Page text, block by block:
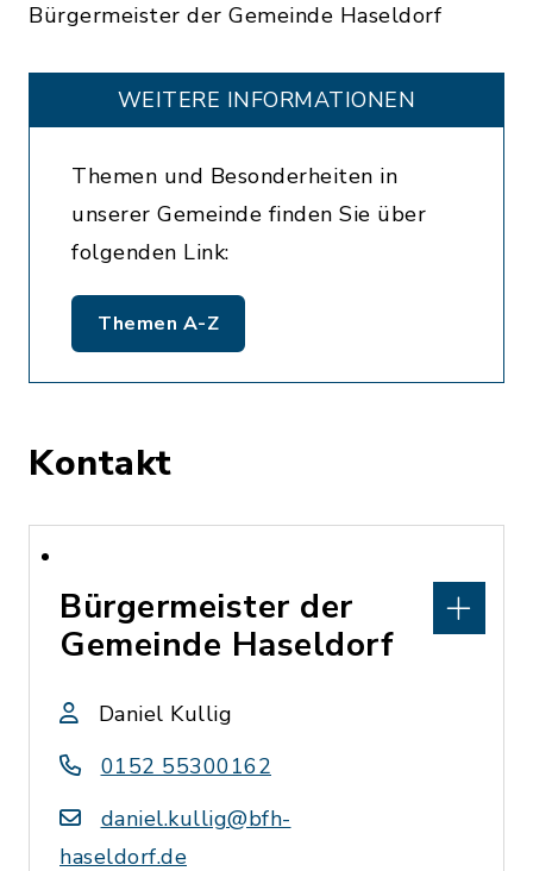
Bürgermeister der Gemeinde Haseldorf
WEITERE INFORMATIONEN
Themen und Besonderheiten in
unserer Gemeinde finden Sie über
folgenden Link:
Themen A-Z
Kontakt
Bürgermeister der
Gemeinde Haseldorf
Daniel Kullig
0152 55300162
daniel.kullig@bfh-
haseldorf.de